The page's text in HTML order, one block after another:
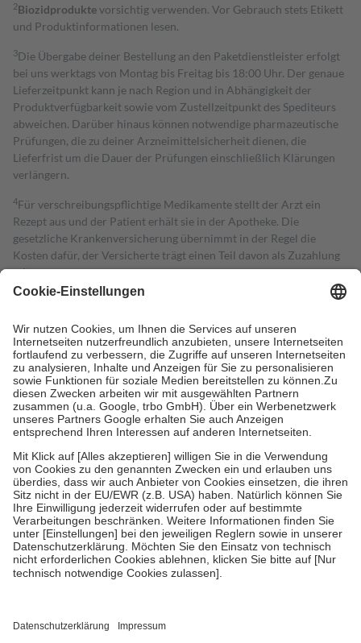
2Biozidproduktevorsichtig verwenden. Vor Gebrauch stets Etikett
und Produktinformationen lesen.
3Die Übergabe deiner Bestellung an den Paketdienstleister erfolgt
bei uns werktags von Montag bis Freitag bis 18:00 Uhr. Der genaue
Lieferzeitpunkt kann je nach Region und in Abhängigkeit der
Produktverfügbarkeit sowie vom Zustellzeitpunkt des Spediteurs
abweichen. Darüber hinaus können notwendige pharmazeutische
Prüfungen, die zu deiner Arzneimittelsicherheit dienen, die
Lieferfrist um die Dauer der Prüfungen einschließlich Klärungen
verlängern.
4Für verschreibungspflichtige Medikamente stellt der Arzt ein
Rezept aus und der Patient erhält sie in der Apotheke. Die
gesetzliche Krankenversicherung übernimmt in der Regel die
Kosten dafür, der Versicherte trägt einen Teil davon als Zuzahlung
mit.
Grundsätzlich leisten Mitglieder Zuzahlungen in Höhe von zehn
höchstens zehn Euro.
Es sind jedoch nie mehr als die tatsächlichen
Kosten der Leistung zu entrichten.
Diese Regeln gelten grundsätzlich auch für Online-Apotheken.
Bei Heilmitteln und häuslicher Krankenpflege beträgt die
Zuzahlung zehn Prozent der Kosten sowie zehn Euro je
Verordnung.
Um das Engagement der Versicherten für ihre eigene Gesundheit zu
stärken und die besondere Stellung der Familie zu unterstützen,
fallenkeine Zuzahlungenan bei:
• Kindern und Jugendlichen bis zum vollendeten 18. Lebensjahr
mit Ausnahme der Fahrkosten
• Untersuchungen zur Vorsorge und Früherkennung, die von der
GKV getragen werden
• empfohlenen Schutzimpfungen
• Harn- und Blutteststreifen
getroffen, um sicherzustellen, dass es sich um echte Bewertungen